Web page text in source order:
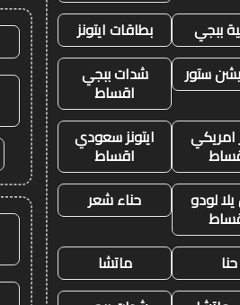
ببجي
بطاقات ايتونز
ستور
شدات ببجي
اقساط
امريكي
ايتونز سعودي
اقساط
لودو
حناء شعر
حنا
ماتشا